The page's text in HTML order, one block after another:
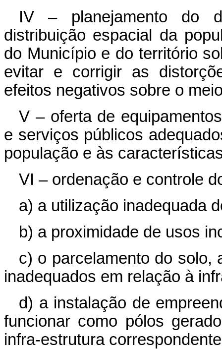
IV – planejamento do
distribuição espacial da
do Município e do território
evitar e corrigir as
efeitos negativos sobre o
V – oferta de
e serviços públicos
população e às
VI – ordenação e controle
a) a utilização inadequada
b) a proximidade de usos
c) o parcelamento do solo,
inadequados em relação à
d) a instalação de
funcionar como pólos
infra-estrutura